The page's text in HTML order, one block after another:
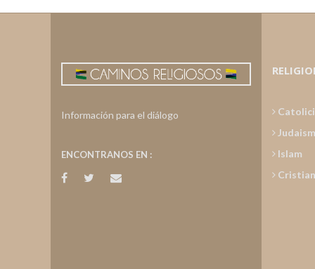
Información para el diálogo
ENCONTRANOS EN :
Islam